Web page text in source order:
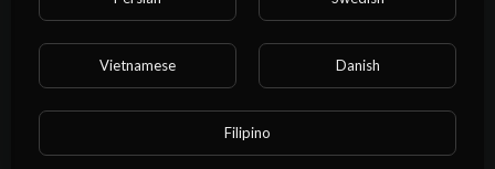
часть.
Vietnamese Danish
Filipino